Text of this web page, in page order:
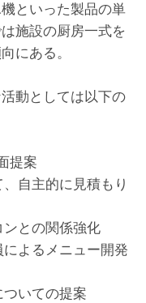
といった製品の単
施設の厨房一式を
にある。
動としては以下の
提案
自主的に見積もり
との関係強化
よるメニュー開発
いての提案